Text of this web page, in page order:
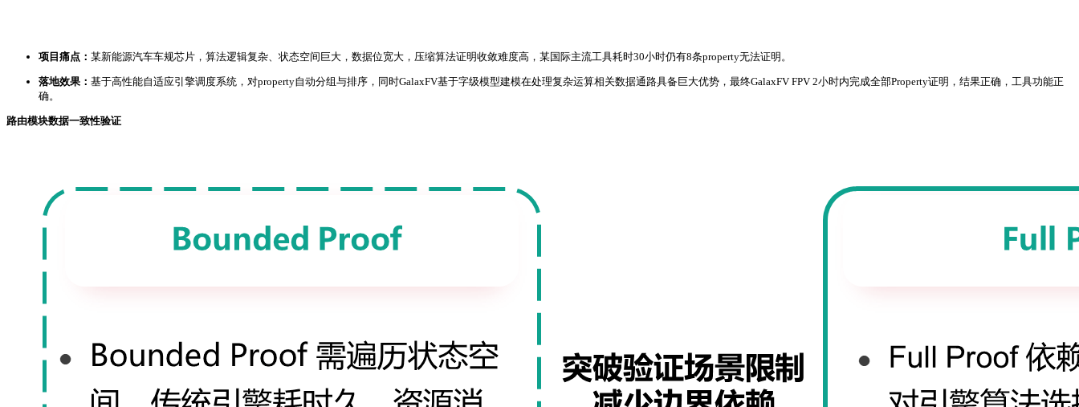
项目痛点： 某新能源汽车车规芯片，算法逻辑复杂、状态空间巨大，数据位宽大，压缩算法证明收敛难度高，某国际主流工具耗时30小时仍有8条property无法证明。
落地效果： 基于高性能自适应引擎调度系统，对property自动分组与排序，同时GalaxFV基于字级模型建模在处理复杂运算相关数据通路具备巨大优势，最终GalaxFV FPV 2小时内完成全部Property证明，结果正确，工具功能正
确。
路由模块数据一致性验证